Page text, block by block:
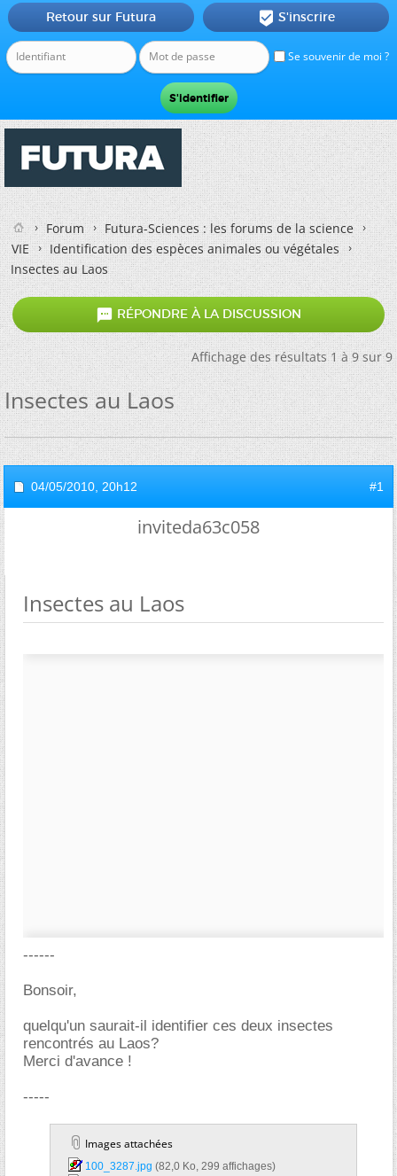
Se souvenir de moi ?
Retour sur Futura  S'inscrire
Forum
Futura-Sciences : les forums de la science
VIE
Identification des espèces animales ou végétales
Insectes au Laos
 RÉPONDRE À LA DISCUSSION
Affichage des résultats 1 à 9 sur 9
Insectes au Laos
04/05/2010, 20h12 #1
inviteda63c058
Insectes au Laos
------
Bonsoir,
quelqu'un saurait-il identifier ces deux insectes
rencontrés au Laos?
Merci d'avance !
-----
Images attachées
100_3287.jpg‎ (82,0 Ko, 299 affichages)